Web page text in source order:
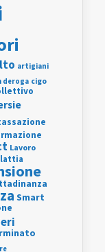
artigiani
deroga cigo
Lavoro
Smart